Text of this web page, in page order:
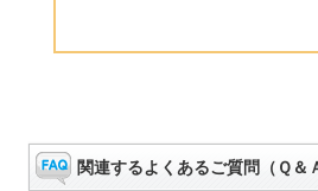
関連するよくあるご質問（Ｑ＆